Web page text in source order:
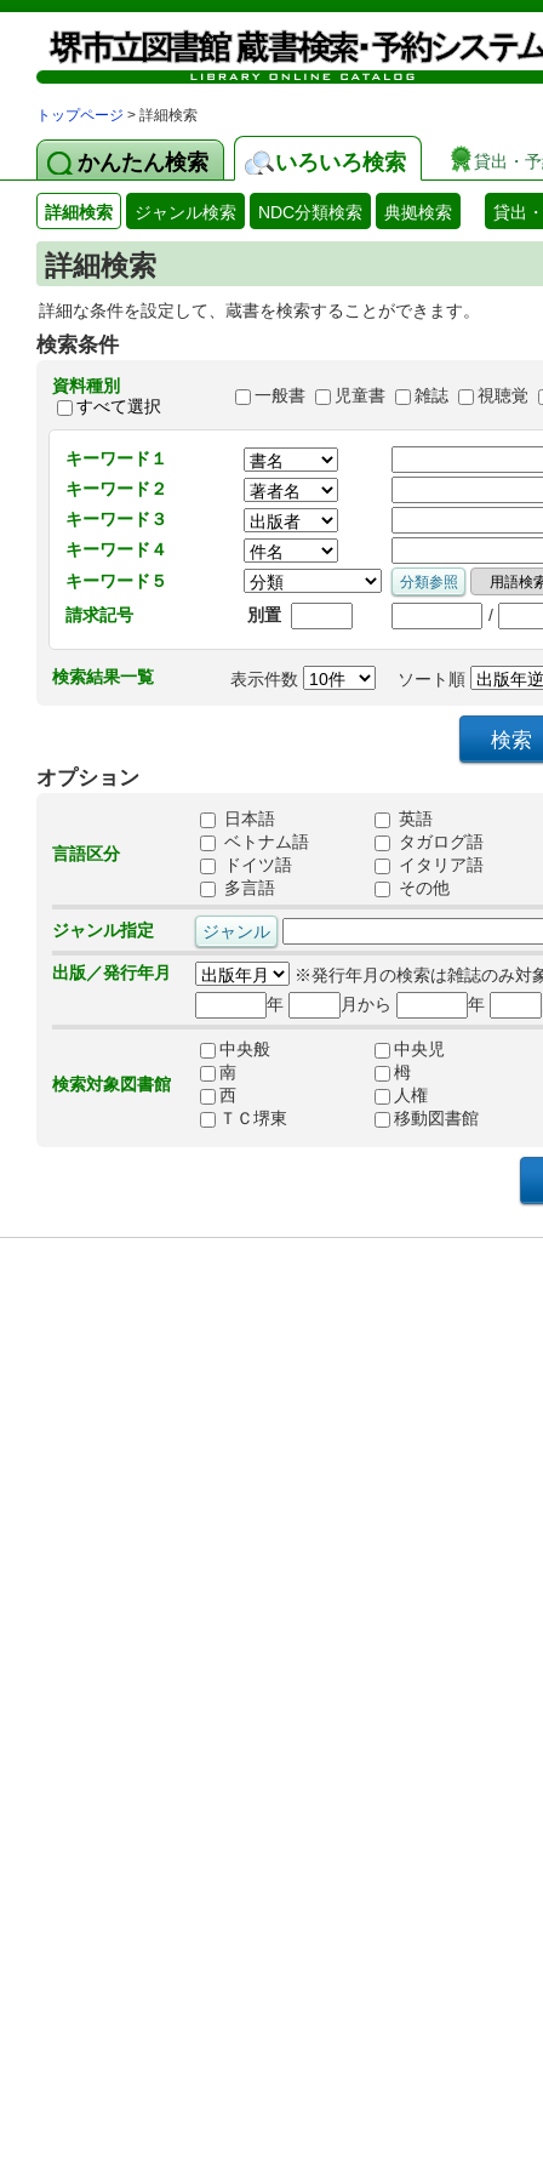
トップページ > 詳細検索
かんたん検索 いろいろ検索 貸出・
詳細検索 ジャンル検索 NDC分類検索 典拠検索 貸出
詳細検索
詳細な条件を設定して、蔵書を検索することができます。
検索条件
資料種別
すべて選択
一般書 児童書 雑誌 視聴覚
キーワード１
キーワード２
キーワード３
キーワード４
キーワード５
請求記号
別置 /
検索結果一覧 表示件数 ソート順
オプション
言語区分
日本語
英語
ベトナム語
タガログ語
ドイツ語
イタリア語
多言語
その他
ジャンル指定
出版／発行年月
※発行年月の検索は雑誌のみ対
年
月から 年
検索対象図書館
中央般
中央児
南
栂
西
人権
ＴＣ堺東
移動図書館